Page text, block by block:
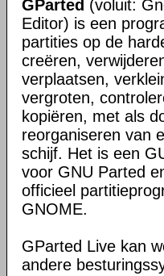
GParted (voluit:
Editor) is een
partities op de
creëren,
verplaatsen,
vergroten,
kopiëren, met als
reorganiseren van
schijf. Het is een
voor GNU Parted
officieel
GNOME.
GParted Live kan
andere